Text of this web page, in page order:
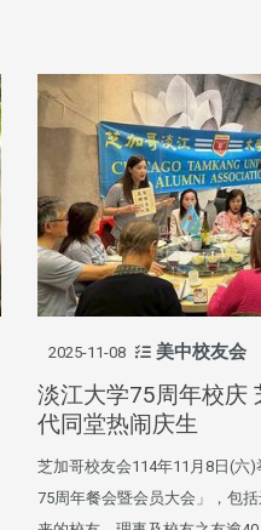
2025-11-08 美中校友会
淡江大学75周年校庆
代同堂热闹庆生
芝加哥校友会114年11月8日(六
75周年餐会暨会员大会」，包